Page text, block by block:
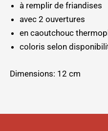
à remplir de friandises
avec 2 ouvertures
en caoutchouc
coloris selon
Dimensions: 12 cm